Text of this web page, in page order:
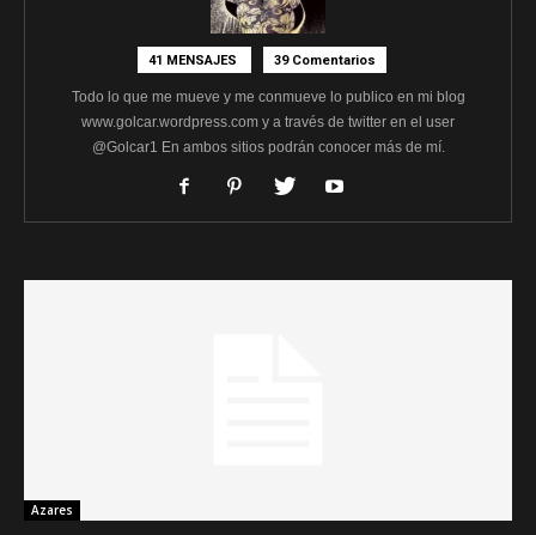
41 MENSAJES 39 Comentarios
Todo lo que me mueve y me conmueve lo publico en mi blog
www.golcar.wordpress.com y a través de twitter en el user
@Golcar1 En ambos sitios podrán conocer más de mí.
Azares